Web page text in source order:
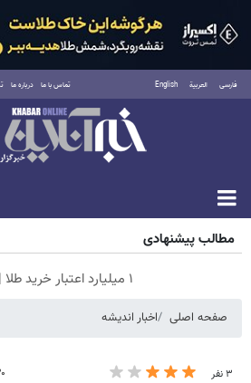
فارسی العربية English تماس با ما درباره ما
پنجشنبه ۱۵ مرداد ۱۴۰۵
مطالب پیشنهادی
۱ میلیارد اعتبار خرید طلا | بدون ضامن و چک
صفحه اصلی اخبار اندیشه
۳ نفر ۳۰